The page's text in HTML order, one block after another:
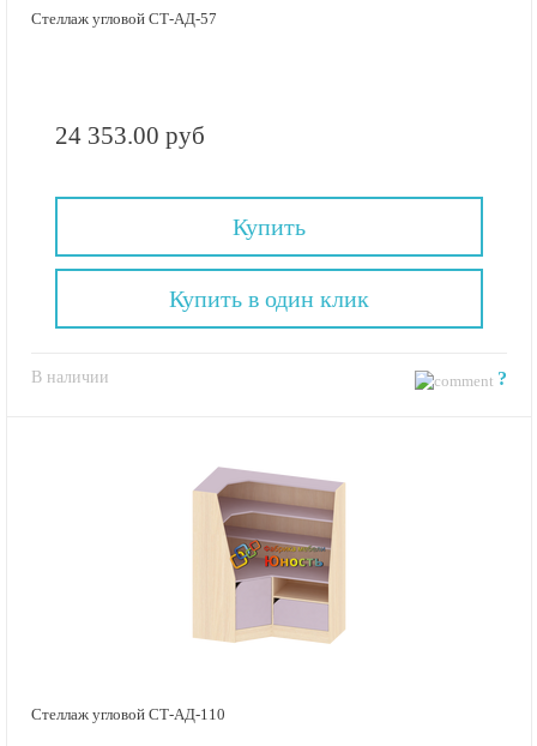
Стеллаж угловой СТ-АД-57
24 353.00 руб
Купить
В наличии ?
Купить в один клик
Стеллаж угловой СТ-АД-110